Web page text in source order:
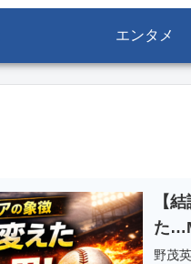
エンタメ
【
た
野茂